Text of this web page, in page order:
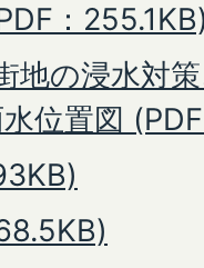
：
地の浸水対
位置図